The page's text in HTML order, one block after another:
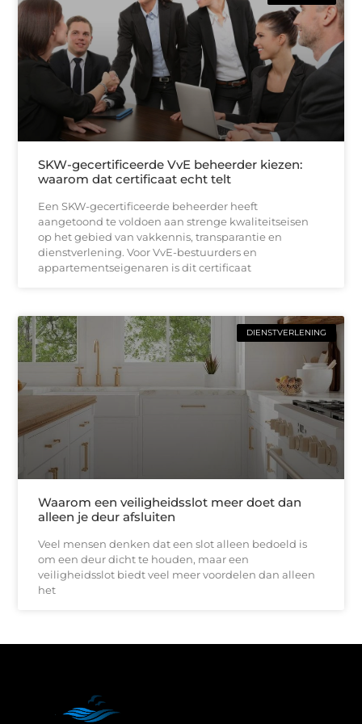
SKW-gecertificeerde VvE beheerder kiezen:
waarom dat certificaat echt telt
Een SKW-gecertificeerde beheerder heeft
aangetoond te voldoen aan strenge kwaliteitseisen
op het gebied van vakkennis, transparantie en
dienstverlening. Voor VvE-bestuurders en
appartementseigenaren is dit certificaat
DIENSTVERLENING
Waarom een veiligheidsslot meer doet dan
alleen je deur afsluiten
Veel mensen denken dat een slot alleen bedoeld is
om een deur dicht te houden, maar een
veiligheidsslot biedt veel meer voordelen dan alleen
het